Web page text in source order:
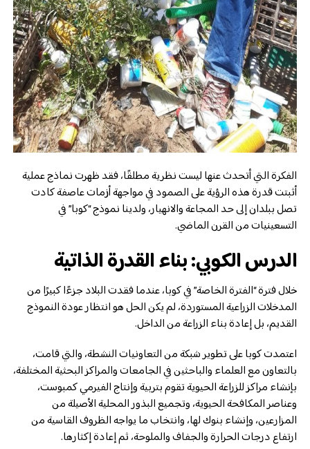
الفكرة التي أتحدث عنها ليست نظرية مطلقًا، فقد ظهرت نماذج عملية
أثبتت قدرة هذه الرؤية على الصمود في مواجهة أزمات عاصفة كادت
تصل ببلدان إلى حد المجاعة والانهيار، ولدينا نموذج “كوبا” في
التسعينيات من القرن الماضي.
الدرس الكوبي: بناء القدرة الذاتية
خلال فترة “الفترة الخاصة” في كوبا، عندما فقدت البلاد جزءًا كبيرًا من
المدخلات الزراعية المستوردة، لم يكن الحل هو انتظار عودة النموذج
القديم، بل إعادة بناء الزراعة من الداخل.
اعتمدت كوبا على تطوير شبكة من التعاونيات النشطة، والتي قامت،
بالتعاون مع العلماء والباحثين في الجامعات والمراكز البحثية المختلفة،
بإنشاء مراكز للزراعة الحيوية تقوم بتربية وإنتاج الفيرمي كمبوست،
وعناصر المكافحة الحيوية، وتجميع البذور المحلية الأصيلة من
المزارعين، وإنشاء بنوك لها، وانتخاب ما يواجه الظروف القاسية من
ارتفاع درجات الحرارة والجفاف والملوحة، ثم إعادة إكثارها.